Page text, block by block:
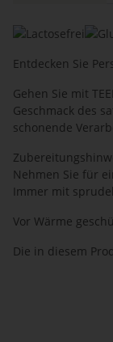
Entdecken Sie
Gehen Sie mit
Geschmack des
schonende
Nehmen Sie für
Immer mit
Vor Wärme
Die in diesem